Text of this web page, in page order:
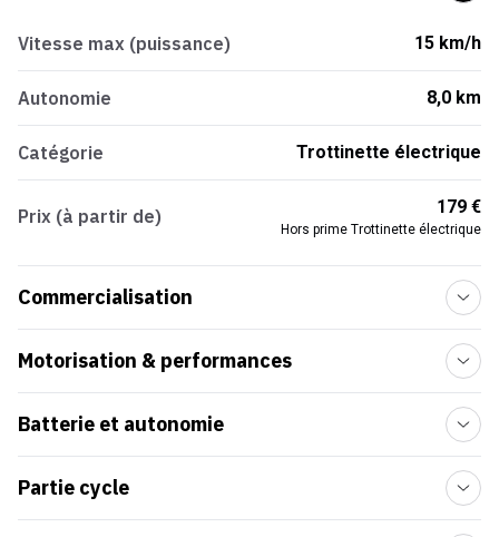
Vitesse max (puissance) 15 km/h
Autonomie 8,0 km
Catégorie Trottinette électrique
Prix (à partir de) 179 €
Hors prime Trottinette électrique
Commercialisation
Motorisation & performances
Batterie et autonomie
Partie cycle